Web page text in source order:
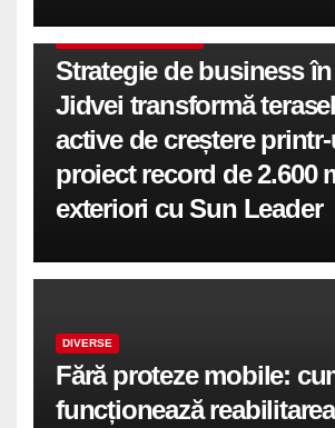
Strategie de business
Jidvei transformă
active de creștere
proiect record de 2.600
exteriori cu Sun Leader
DIVERSE
Fără proteze mobile:
funcționează reabilitarea